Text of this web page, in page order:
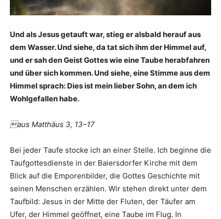
Und als Jesus getauft war, stieg er alsbald herauf aus
dem Wasser. Und siehe, da tat sich ihm der Himmel auf,
und er sah den Geist Gottes wie eine Taube herabfahren
und über sich kommen. Und siehe, eine Stimme aus dem
Himmel sprach: Dies ist mein lieber Sohn, an dem ich
Wohlgefallen habe.
aus Matthäus 3, 13–17
Bei jeder Taufe stocke ich an einer Stelle. Ich beginne die
Taufgottesdienste in der Baiersdorfer Kirche mit dem
Blick auf die Emporenbilder, die Gottes Geschichte mit
seinen Menschen erzählen. Wir stehen direkt unter dem
Taufbild: Jesus in der Mitte der Fluten, der Täufer am
Ufer, der Himmel geöffnet, eine Taube im Flug. In